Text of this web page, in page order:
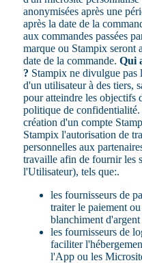
anonymisées après une
après la date de la
aux commandes passées
marque ou Stampix seront
date de la commande. Qui
? Stampix ne divulgue pas
d'un utilisateur à des tiers,
pour atteindre les objectifs
politique de confidentialité.
création d'un compte
Stampix l'autorisation de
personnelles aux
travaille afin de fournir les
l'Utilisateur), tels que:.
les fournisseurs de
traiter le paiement
blanchiment
les fournisseurs de
faciliter
l'App ou les